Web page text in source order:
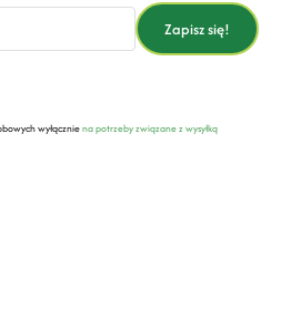
Zapisz się!
wyłączniena potrzeby związane z wysyłką